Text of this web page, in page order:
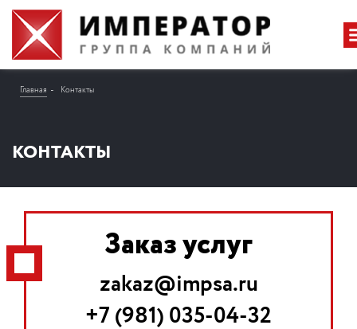
Главная Контакты
КОНТАКТЫ
Заказ услуг
zakaz@impsa.ru
+7 (981) 035-04-32